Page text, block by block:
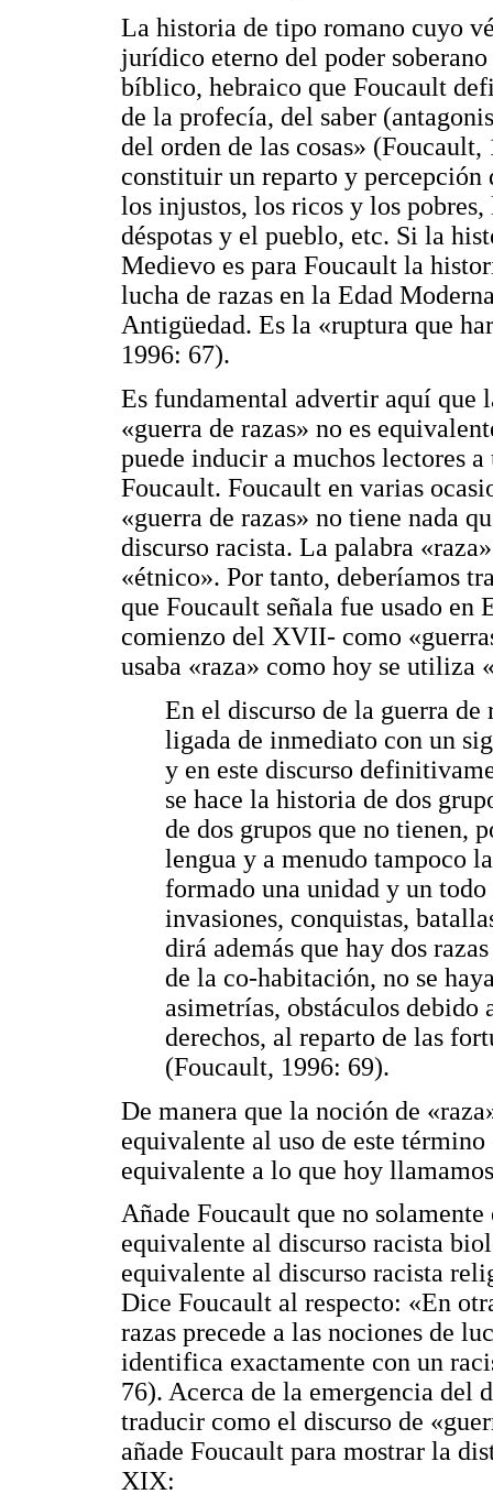
La historia de tipo romano cuyo
jurídico eterno del poder
bíblico, hebraico que Foucault
de la profecía, del saber
del orden de las cosas»
constituir un reparto y percepción
los injustos, los ricos y los
déspotas y el pueblo, etc. Si la
Medievo es para Foucault la
lucha de razas en la Edad
Antigüedad. Es la «ruptura que
1996: 67).
Es fundamental advertir aquí que
«guerra de razas» no es
puede inducir a muchos lectores
Foucault. Foucault en varias
«guerra de razas» no tiene nada
discurso racista. La palabra
«étnico». Por tanto, deberíamos
que Foucault señala fue usado
comienzo del XVII- como
usaba «raza» como hoy se utiliza
En el discurso de la guerra de
ligada de inmediato con un
y en este discurso
se hace la historia de dos
de dos grupos que no tienen,
lengua y a menudo tampoco
formado una unidad y un
invasiones, conquistas,
dirá además que hay dos
de la co-habitación, no se
asimetrías, obstáculos
derechos, al reparto de las
(Foucault, 1996: 69).
De manera que la noción de
equivalente al uso de este
equivalente a lo que hoy
Añade Foucault que no solamente
equivalente al discurso racista
equivalente al discurso racista
Dice Foucault al respecto: «En
razas precede a las nociones de
identifica exactamente con un
76). Acerca de la emergencia del
traducir como el discurso de
añade Foucault para mostrar la
XIX: